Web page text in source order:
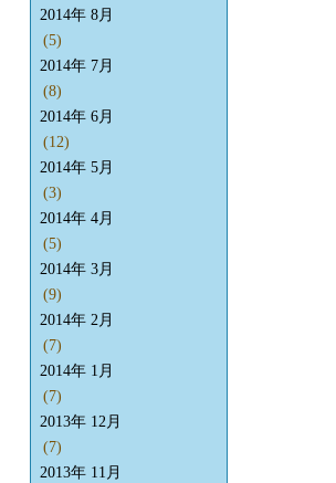
2014年 8月
(5)
2014年 7月
(8)
2014年 6月
(12)
2014年 5月
(3)
2014年 4月
(5)
2014年 3月
(9)
2014年 2月
(7)
2014年 1月
(7)
2013年 12月
(7)
2013年 11月